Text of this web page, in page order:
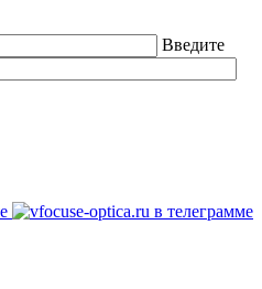
Введите